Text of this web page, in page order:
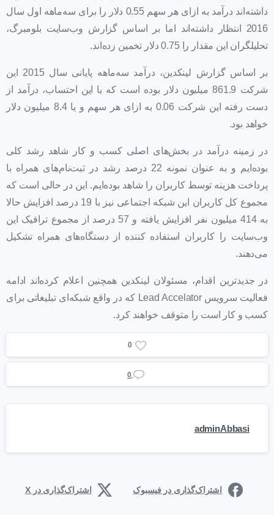
داشته‌اند درآمد به ازای هر سهم 0.55 دلار را برای سه‌ماهه اول سال
2016 انتظار داشته‌اند اما بر اساس گزارش وب‌سایت بلومبرگ،
تحلیلگران این مقدار را 0.75 دلار تخمین زده‌اند.
بر اساس گزارش لینکدین، درآمد سه‌ماهه پایانی سال 2015 این
شرکت 861.9 میلیون دلار بوده است که با این احتساب، درآمد از
دست رفته این شرکت 0.06 به ازای هر سهم و یا 8.4 میلیون دلار
خواهد بود.
در زمینه درآمد در بخش‌های اصلی کسب و کار شاهد رشد کلی
بوده‌ایم و به عنوان نمونه 22 درصد رشد در ثبت‌نام‌های همراه با
پرداخت هزینه توسط کاربران را شاهد بوده‌ایم. این در حالی است که
مجموع کل کاربران این شبکه اجتماعی نیز با 19 درصد افزایش حالا
به 414 میلیون نفر افزایش یافته و 57 درصد از مجموع ترافیک این
وب‌سایت را کاربران استفاده کننده از دستگاه‌های همراه تشکیل
می‌دهند.
در جدیدترین اقدام، مسئولان لینکدین همچنین اعلام کرده‌اند ادامه
فعالیت سرویس Lead Accelator که در واقع شبکه‌ای تبلیغاتی برای
کسب و کار است را متوقف خواهند کرد.
0
0
adminAbbasi
اشتراک‌گذاری در فیسبوک اشتراک‌گذاری در X